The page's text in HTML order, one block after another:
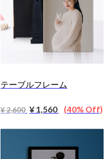
テーブルフレーム
¥ 2,600 ¥ 1,560 (40% Off)